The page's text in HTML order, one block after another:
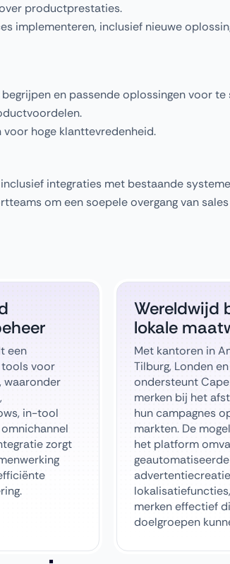
productprestaties.
implementeren, inclusief nieuwe
en passende oplossingen voor te
hoge klanttevredenheid.
integraties met bestaande
om een soepele overgang van
een
voor
waaronder
in-tool
zorgt
Wereldwijd
lokale
Met kantoren in
Tilburg, Londen
ondersteunt
merken bij het
hun campagnes
markten. De
het platform
merken effectief
doelgroepen